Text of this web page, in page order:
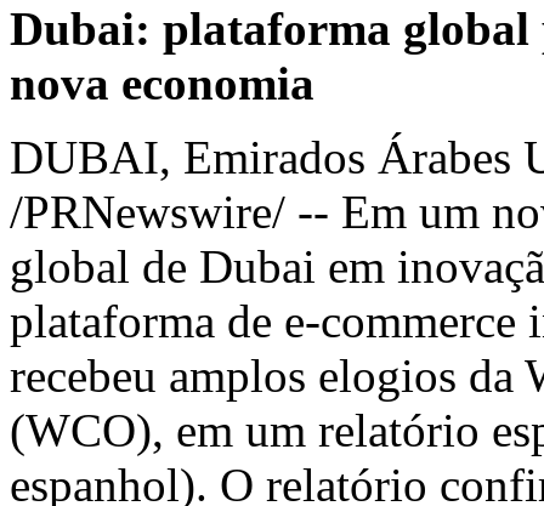
Dubai: plataforma global
nova economia
DUBAI, Emirados Árabes
/PRNewswire/ -- Em um
global de Dubai em
plataforma de e-commerce
recebeu amplos elogios
(WCO), em um relatório
espanhol). O relatório